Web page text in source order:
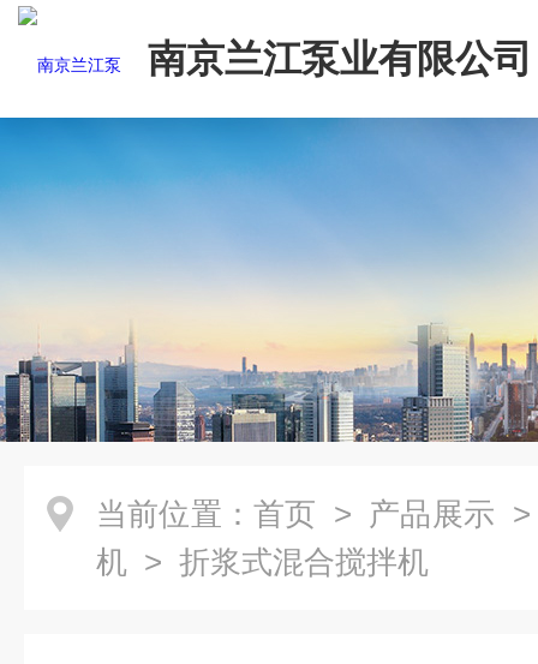
南京兰江泵业有限公司
当前位置： 首页 > 产品展示
机 > 折浆式混合搅拌机